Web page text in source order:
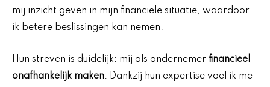
mij inzicht geven in mijn financiële situatie, waardoor
ik betere beslissingen kan nemen.
Hun streven is duidelijk: mij als ondernemer financieel
onafhankelijk maken. Dankzij hun expertise voel ik me